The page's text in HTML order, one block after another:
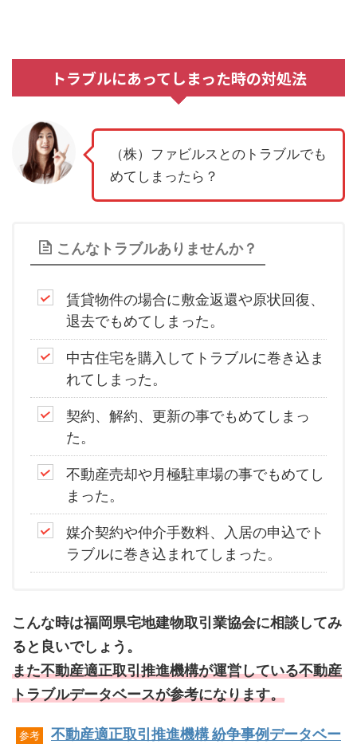
トラブルにあってしまった時の対処法
（株）ファビルスとのトラブルでも
めてしまったら？
こんなトラブルありませんか？
賃貸物件の場合に敷金返還や原状回復、
退去でもめてしまった。
中古住宅を購入してトラブルに巻き込ま
れてしまった。
契約、解約、更新の事でもめてしまっ
た。
不動産売却や月極駐車場の事でもめてし
まった。
媒介契約や仲介手数料、入居の申込でト
ラブルに巻き込まれてしまった。
こんな時は福岡県宅地建物取引業協会に相談してみ
ると良いでしょう。
また不動産適正取引推進機構が運営している不動産
トラブルデータベースが参考になります。
参考
不動産適正取引推進機構 紛争事例データベー